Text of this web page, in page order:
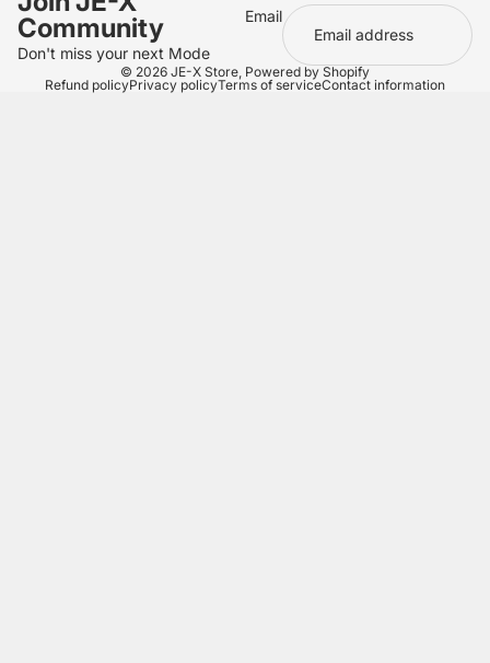
Community
Don't miss your next Mode
Email
© 2026 JE-X Store Powered by Shopify
Refund policyPrivacy policyTerms of serviceContact information